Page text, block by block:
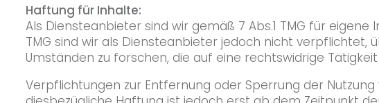
Haftung für Inhalte:
Als Diensteanbieter sind wir gemäß 7 Abs.1 TMG für
TMG sind wir als Diensteanbieter jedoch nicht
Umständen zu forschen, die auf eine rechtswidrige
Verpflichtungen zur Entfernung oder Sperrung der